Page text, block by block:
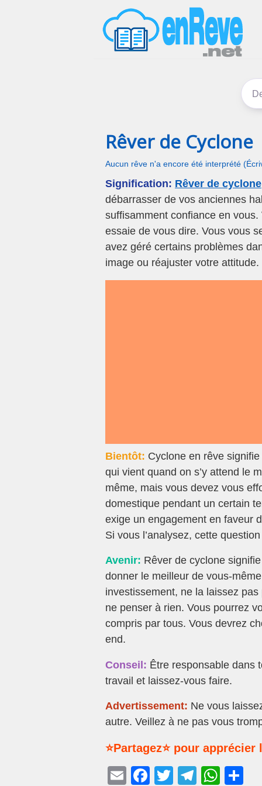
Rêver de Cyclone
Aucun rêve n'a encore été interprété
Signification: Rêver de cyclone
débarrasser de vos anciennes
suffisamment confiance en
essaie de vous dire. Vous vous
avez géré certains problèmes
image ou réajuster votre attitude.
Bientôt: Cyclone en rêve
qui vient quand on s’y attend le
même, mais vous devez vous
domestique pendant un certain
exige un engagement en faveur
Si vous l’analysez, cette
Avenir: Rêver de cyclone
donner le meilleur de vous-
investissement, ne la laissez
ne penser à rien. Vous pourrez
compris par tous. Vous devrez
end.
Conseil: Être responsable dans
travail et laissez-vous faire.
Advertissement: Ne vous
autre. Veillez à ne pas vous
⭐Partagez⭐ pour
E
F
T
T
W